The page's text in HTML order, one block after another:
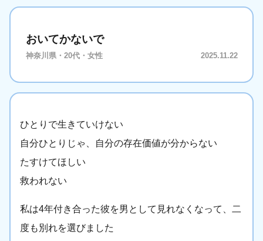
おいてかないで
神奈川県・20代・女性 2025.11.22
ひとりで生きていけない
自分ひとりじゃ、自分の存在価値が分からない
たすけてほしい
救われない
私は4年付き合った彼を男として見れなくなって、二
度も別れを選びました